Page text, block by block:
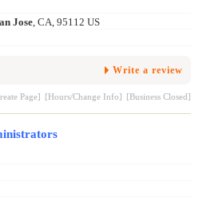
Jose, CA, 95112 US
Write a review
Page] [Hours/Change Info] [Business Closed]